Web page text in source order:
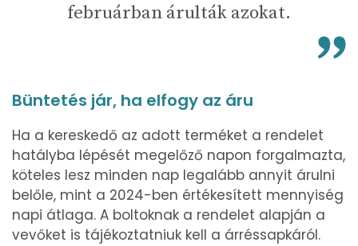
februárban árulták azokat.
Büntetés jár, ha elfogy az áru
Ha a kereskedő az adott terméket a rendelet
hatályba lépését megelőző napon forgalmazta,
köteles lesz minden nap legalább annyit árulni
belőle, mint a 2024-ben értékesített mennyiség
napi átlaga. A boltoknak a rendelet alapján a
vevőket is tájékoztatniuk kell a árréssapkáról.